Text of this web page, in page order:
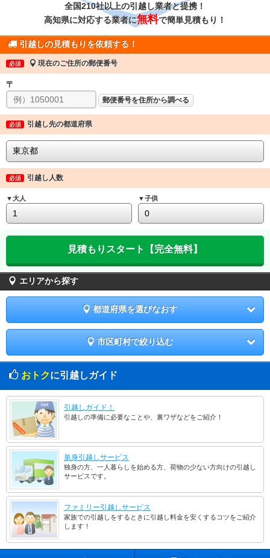
全国210社以上の引越し業者と提携！
高知県に対応する業者に無料で簡単見積もり！
引越しの見積もりを依頼する！
必須 現在のご住所の郵便番号
〒
郵便番号を住所から調べる
必須 引越し先の都道府県
必須 引越し人数
▼大人 ▼子供
エリアから探す
都道府県を選びなおす
市区町村で絞り込む
おトクに引越しガイド
引越しガイド！
引越しの準備に必要なことや、裏ワザなどをご紹介！
単身引越しサービス
独身の方、一人暮らしを始める方、荷物の少ない方向けの引越し
サービスです。
ファミリー引越しサービス
家族での引越しをするときに引越し料金を安くするコツをご紹介
します！